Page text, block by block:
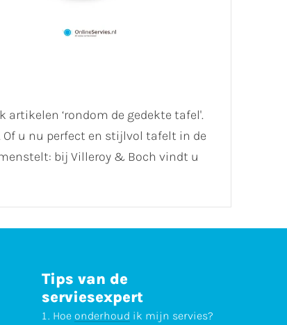
‘rondom de gedekte tafel'.
u nu perfect en stijlvol tafelt in de
bij Villeroy & Boch vindt u
Tips van de
serviesexpert
Hoe onderhoud ik mijn servies?